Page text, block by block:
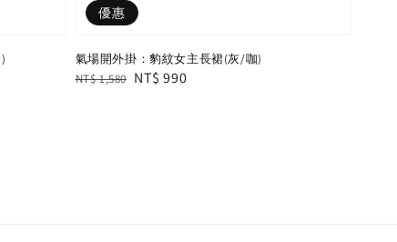
優惠
氣場開外掛：豹紋女主長裙(灰/咖)
Regular
NT$ 1,580 Sale
NT$ 990